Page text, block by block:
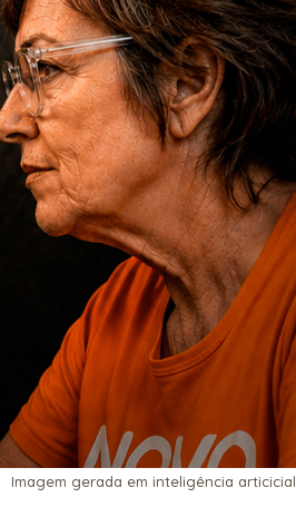
Imagem gerada em inteligência articicial